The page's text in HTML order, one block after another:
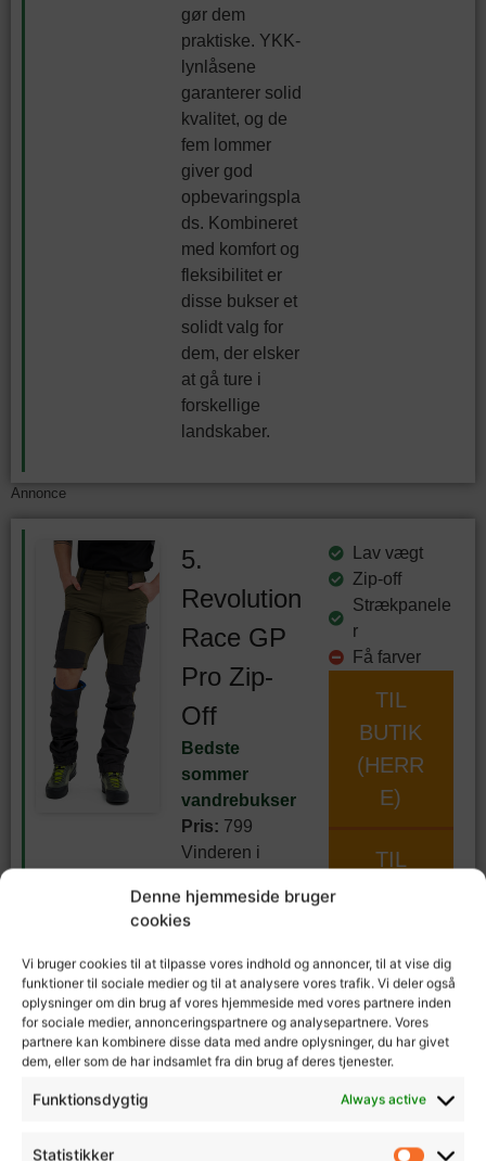
Denne hjemmeside bruger
cookies
Vi bruger cookies til at tilpasse vores indhold og annoncer, til at vise dig
funktioner til sociale medier og til at analysere vores trafik. Vi deler også
oplysninger om din brug af vores hjemmeside med vores partnere inden
for sociale medier, annonceringspartnere og analysepartnere. Vores
partnere kan kombinere disse data med andre oplysninger, du har givet
dem, eller som de har indsamlet fra din brug af deres tjenester.
Funktionsdygtig Always active
Statistikker
gør dem
praktiske. YKK-
lynlåsene
garanterer solid
kvalitet, og de
fem lommer
giver god
opbevaringspla
ds. Kombineret
med komfort og
fleksibilitet er
disse bukser et
solidt valg for
dem, der elsker
at gå ture i
forskellige
landskaber.
Annonce
5.
Revolution
Race GP
Pro Zip-
Off
Bedste
sommer
vandrebukser
Pris: 799
Vinderen i
bedste sommer
vandrebukser
RevolutionRace
GP Pro Zip-Off.
Vandrebuksern
e er lette, har
zip-off funktion
Lav vægt
Zip-off
Strækpanele
r
Få farver
TIL
BUTIK
(HERR
E)
TIL
)